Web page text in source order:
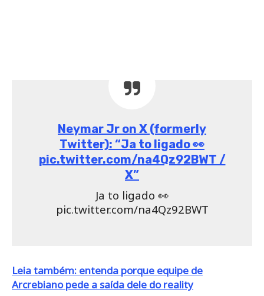
Neymar Jr on X (formerly
Twitter): “Ja to ligado 👀
pic.twitter.com/na4Qz92BWT /
X”
Ja to ligado 👀
pic.twitter.com/na4Qz92BWT
Leia também: entenda porque equipe de
Arcrebiano pede a saída dele do reality